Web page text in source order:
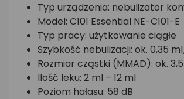
Typ urządzenia: nebulizator
Model: C101 Essential NE-C101-E
Typ pracy: użytkowanie ciągłe
Szybkość nebulizacji: ok. 0,35
Rozmiar cząstki (MMAD): ok.
Ilość leku: 2 ml – 12 ml
Poziom hałasu: 58 dB